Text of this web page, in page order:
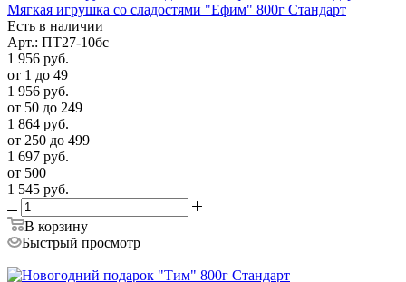
Мягкая игрушка со сладостями "Ефим" 800г Стандарт
Есть в наличии
Арт.: ПТ27-10бс
1 956 руб.
от 1 до 49
1 956 руб.
от 50 до 249
1 864 руб.
от 250 до 499
1 697 руб.
от 500
1 545 руб.
В корзину
Быстрый просмотр